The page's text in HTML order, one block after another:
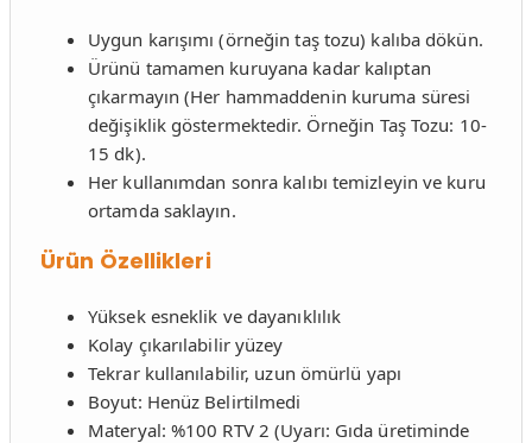
Uygun karışımı (örneğin taş tozu) kalıba dökün.
Ürünü tamamen kuruyana kadar kalıptan
çıkarmayın (Her hammaddenin kuruma süresi
değişiklik göstermektedir. Örneğin Taş Tozu: 10-
15 dk).
Her kullanımdan sonra kalıbı temizleyin ve kuru
ortamda saklayın.
Ürün Özellikleri
Yüksek esneklik ve dayanıklılık
Kolay çıkarılabilir yüzey
Tekrar kullanılabilir, uzun ömürlü yapı
Boyut: Henüz Belirtilmedi
Materyal: %100 RTV 2 (Uyarı: Gıda üretiminde